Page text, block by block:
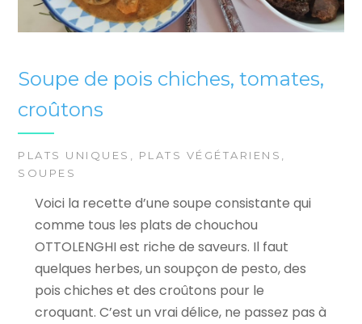
Soupe de pois chiches, tomates,
croûtons
PLATS UNIQUES , PLATS VÉGÉTARIENS ,
SOUPES
Voici la recette d’une soupe consistante qui
comme tous les plats de chouchou
OTTOLENGHI est riche de saveurs. Il faut
quelques herbes, un soupçon de pesto, des
pois chiches et des croûtons pour le
croquant. C’est un vrai délice, ne passez pas à